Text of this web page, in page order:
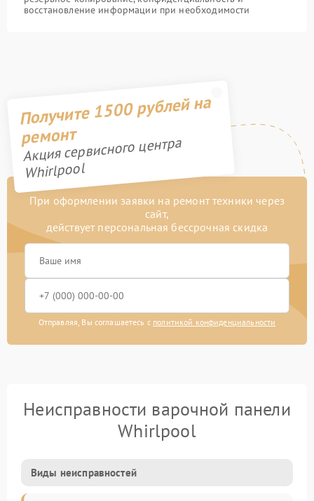
восстановление информации при необходимости
Получите 1500 рублей на
ремонт
Акция сервисного центра
Whirlpool
При оформлении заявки на ремонт техники через
сайт,
действует персональная бессрочная скидка
Отправляя, Вы соглашаетесь с политикой конфиденциальности
Неисправности варочной панели
Whirlpool
Виды неисправностей